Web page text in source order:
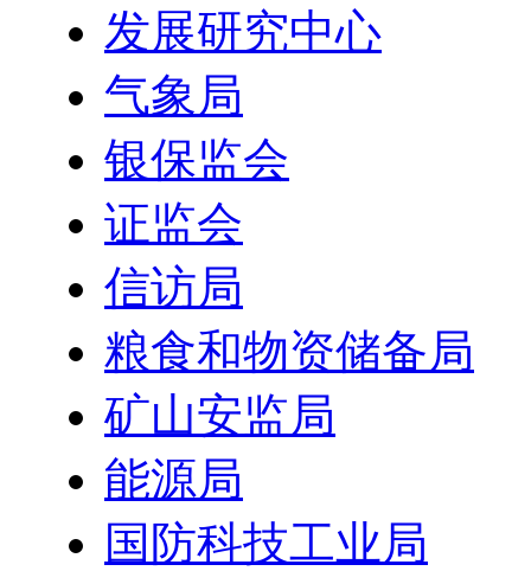
发展研究中心
气象局
银保监会
证监会
信访局
粮食和物资储备局
矿山安监局
能源局
国防科技工业局